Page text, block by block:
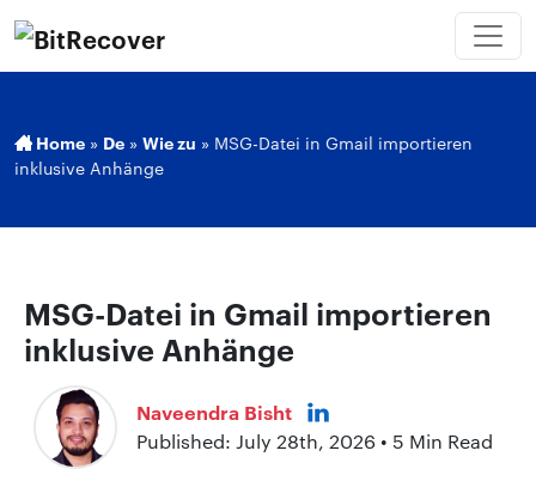
Home » De » Wie zu » MSG-Datei in Gmail importieren
inklusive Anhänge
MSG-Datei in Gmail importieren
inklusive Anhänge
Naveendra Bisht
Published: July 28th, 2026 • 5 Min Read